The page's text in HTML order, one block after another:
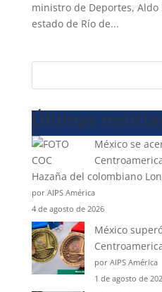
ministro de Deportes,
estado de Río de...
Últimas
México se
Hazaña del colombiano
por AIPS América
4 de agosto de 2026
México
por AIPS América
1 de agosto de